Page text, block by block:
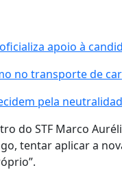
apoio à
no transporte de
pela
do STF Marco
tentar aplicar a